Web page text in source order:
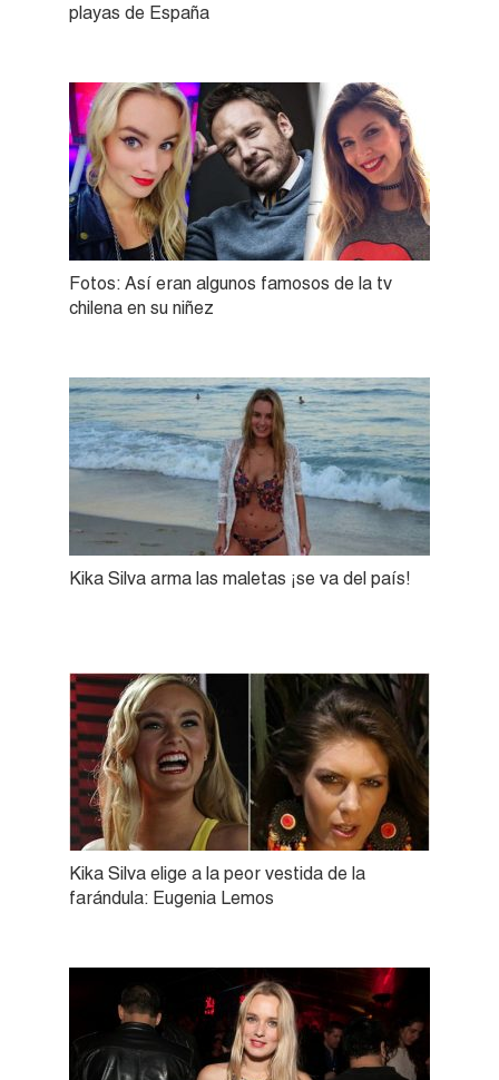
playas de España
Fotos: Así eran algunos famosos de la tv
chilena en su niñez
Kika Silva arma las maletas ¡se va del país!
Kika Silva elige a la peor vestida de la
farándula: Eugenia Lemos